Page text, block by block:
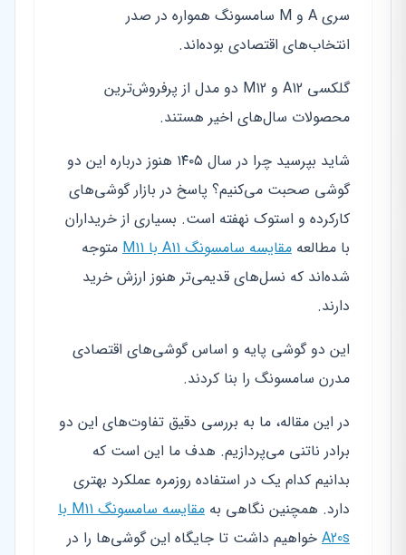
سری A و M سامسونگ همواره در صدر
انتخاب‌های اقتصادی بوده‌اند.
گلکسی A12 و M12 دو مدل از پرفروش‌ترین
محصولات سال‌های اخیر هستند.
شاید بپرسید چرا در سال ۱۴۰۵ هنوز درباره این دو
گوشی صحبت می‌کنیم؟ پاسخ در بازار گوشی‌های
کارکرده و استوک نهفته است. بسیاری از خریداران
با مطالعه مقایسه سامسونگ A11 با M11
متوجه
شده‌اند که نسل‌های قدیمی‌تر هنوز ارزش خرید
دارند.
این دو گوشی پایه و اساس گوشی‌های اقتصادی
مدرن سامسونگ را بنا کردند.
در این مقاله، ما به بررسی دقیق تفاوت‌های این دو
برادر ناتنی می‌پردازیم. هدف ما این است که
بدانیم کدام یک در استفاده روزمره عملکرد بهتری
دارد. همچنین نگاهی به
مقایسه سامسونگ M11 با
A20s خواهیم داشت تا جایگاه این گوشی‌ها را در